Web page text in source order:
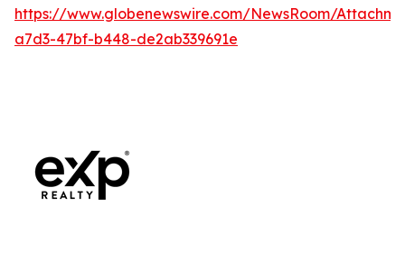
https://www.globenewswire.com/NewsRoom/
a7d3-47bf-b448-de2ab339691e